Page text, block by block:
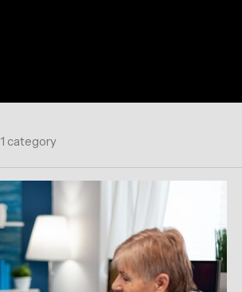
1 category